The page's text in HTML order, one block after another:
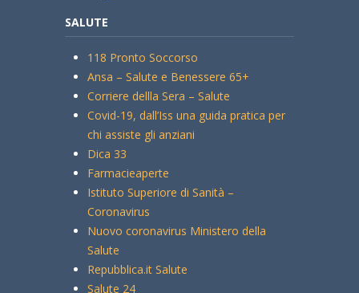
SALUTE
118 Pronto Soccorso
Ansa – Salute e Benessere 65+
Corriere dellla Sera – Salute
Covid-19, dall’Iss una guida pratica per
chi assiste gli anziani
Dica 33
Farmacieaperte
Istituto Superiore di Sanità –
Coronavirus
Nuovo coronavirus Ministero della
Salute
Repubblica.it Salute
Salute 24